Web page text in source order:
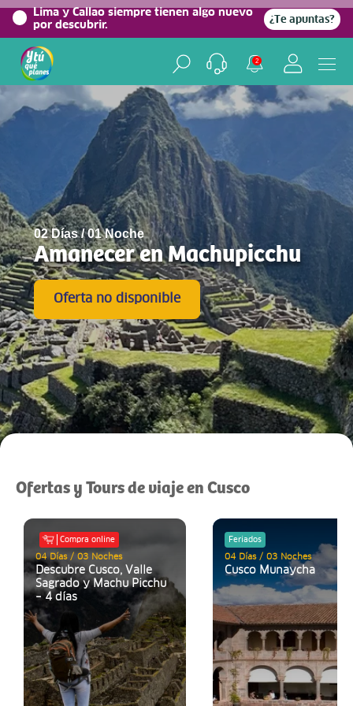
Lima y Callao siempre tienen algo nuevo
por descubrir.
¿Te apuntas?
2
02 Días / 01 Noche
Amanecer en Machupicchu
Oferta no disponible
Ofertas y Tours de viaje en Cusco
Compra online
04 Días / 03 Noches
Descubre Cusco, Valle
Sagrado y Machu Picchu
– 4 días
Feriados
04 Días / 03 Noches
Cusco Munaycha